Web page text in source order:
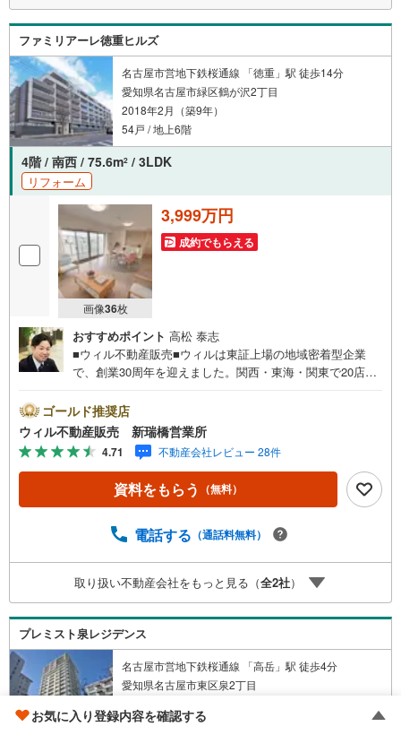
午前10時から午後7時まで”毎日”営業しています。事前にご予約頂きました
ら営業時間外でのご内覧もご対応いたします。
＼本物件の他にも気になる物件がある方へ/
不動産業者間で不動産情報が共有されているので、名古屋市全域や、その
他隣接エリアでもご内覧が可能です！
【ウィル不動産販売 久屋大通営業所】
◎地下鉄東山線「栄」駅7A出口から徒歩1分、名城線「久屋大通」駅7A出
口から徒歩1分
◎お子様が遊べるキッズスペースあり
◎営業時間 10:00～19:00（定休日無し）
上記時間はお電話が繋がりやすくなっております。ぜひお気軽にご連絡下
さい！
現地を見学される場合は「室内・現地を見学する（無料）」ボタンより
ご希望の日時をご記入いただけますとスムーズにご案内が可能です。
ファミリアーレ徳重ヒルズ
名古屋市営地下鉄桜通線 「徳重」駅 徒歩14分
愛知県名古屋市緑区鶴が沢2丁目
2018年2月（築9年）
54戸 / 地上6階
4階 / 南西 / 75.6m2 / 3LDK
リフォーム
画像36枚
3,999万円
成約でもらえる
おすすめポイント 高松 泰志
■ウィル不動産販売■ウィルは東証上場の地域密着型企業
で、創業30周年を迎えました。関西・東海・関東で20店舗
です。新瑞橋駅から徒歩1分の店舗には、キッズスペースや
おむつ替えスペースを完備しており、お子様連れのお客様
も安心してご利用いただけます。●平日のお住まい探しの方
へ●弊社では平日にご内覧や契約を希望されるお客様のため
に、「平日会員制度」という割引プランをご用意していま
す。●お仕事で忙しい方へ●午前10時から午後7時まで、毎
間外でのご内覧にも対応いたします。また、オンライン内
弊社は定休日なく営業しており、当日のご内覧も承りま
す。弊社で掲載している物件以外にもご紹介可能ですの
で、一度ご相談ください。●その他の相談もプロが対応●物
件に関することはもちろん、住宅ローンなどの資金面やリ
フォームに関することなど、お住まいに関するどんなこと
でもお気軽にご相談ください。
ゴールド推奨店
ウィル不動産販売 新瑞橋営業所
4.71 不動産会社レビュー 28件
資料をもらう （無料）
電話する （通話料無料）
取り扱い不動産会社をもっと見る（全2社）
プレミスト泉レジデンス
名古屋市営地下鉄桜通線 「高岳」駅 徒歩4分
愛知県名古屋市東区泉2丁目
70戸 / 地上19階
お気に入り登録内容を確認する